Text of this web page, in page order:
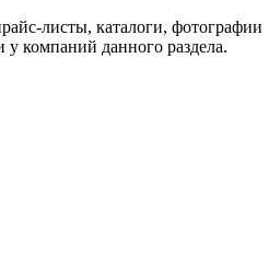
листы, каталоги, фотографии
компаний данного раздела.